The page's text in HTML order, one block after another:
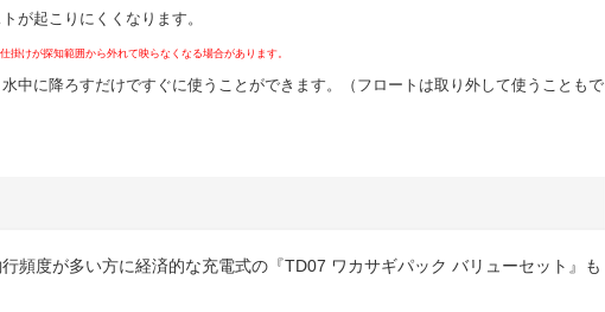
が起こりにくくなります。
掛けが探知範囲から外れて映らなくなる場合があります。
中に降ろすだけですぐに使うことができます。（フロートは取り外して使うこともで
頻度が多い方に経済的な充電式の『TD07 ワカサギパック バリューセット』も